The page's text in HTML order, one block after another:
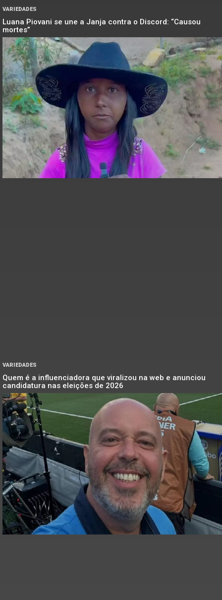
VARIEDADES
Luana Piovani se une a Janja contra o Discord: “Causou
mortes”
VARIEDADES
Quem é a influenciadora que viralizou na web e anunciou
candidatura nas eleições de 2026